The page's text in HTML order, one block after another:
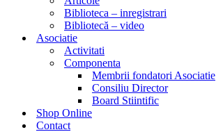
Biblioteca – inregistrari
Bibliotecă – video
Asociatie
Activitati
Componenta
Membrii fondatori Asociatie
Consiliu Director
Board Stiintific
Shop Online
Contact